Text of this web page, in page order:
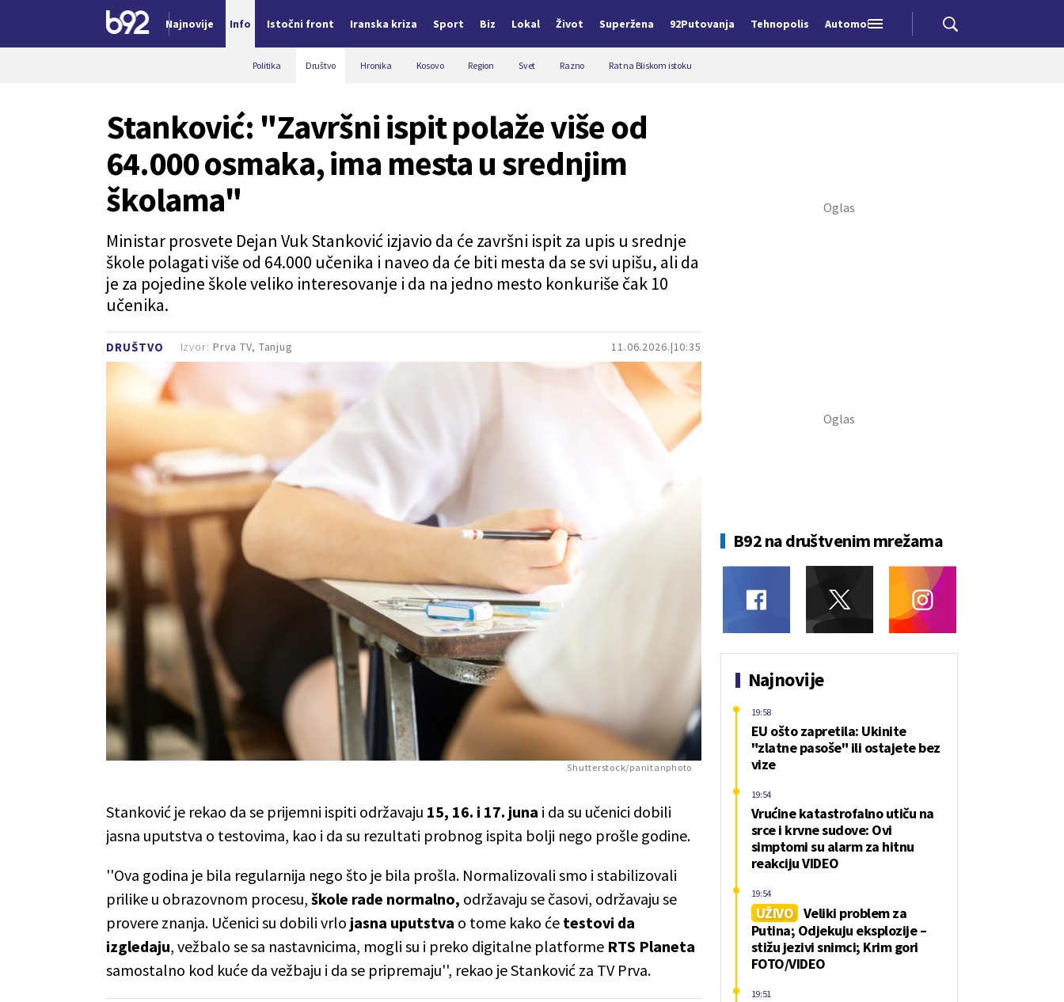
Najnovije Info Istočni front Iranska kriza Sport Biz Lokal Život Superžena 92Putovanja Tehnopolis Automobili
Politika Društvo Hronika Kosovo Region Svet Razno Rat na Bliskom istoku
DRUŠTVO 11.06.2026. 10:35
Stanković: "Završni ispit polaže više od
64.000 osmaka, ima mesta u srednjim
školama"
Ministar prosvete Dejan Vuk Stanković izjavio da će završni ispit za upis u srednje
škole polagati više od 64.000 učenika i naveo da će biti mesta da se svi upišu, ali da
je za pojedine škole veliko interesovanje i da na jedno mesto konkuriše čak 10
učenika.
Izvor: Prva TV, Tanjug
Shutterstock/panitanphoto
Stanković je rekao da se prijemni ispiti održavaju 15, 16. i 17. juna i da su učenici dobili
jasna uputstva o testovima, kao i da su rezultati probnog ispita bolji nego prošle godine.
''Ova godina je bila regularnija nego što je bila prošla. Normalizovali smo i stabilizovali
prilike u obrazovnom procesu, škole rade normalno, održavaju se časovi, održavaju se
provere znanja. Učenici su dobili vrlo jasna uputstva o tome kako će testovi da
izgledaju, vežbalo se sa nastavnicima, mogli su i preko digitalne platforme RTS Planeta
samostalno kod kuće da vežbaju i da se pripremaju'', rekao je Stanković za TV Prva.
B92 na društvenim mrežama
Najnovije
EU ošto zapretila: Ukinite
"zlatne pasoše" ili ostajete bez
vize
19:58
Vrućine katastrofalno utiču na
srce i krvne sudove: Ovi
simptomi su alarm za hitnu
reakciju VIDEO
19:54
UŽIVO Veliki problem za
Putina; Odjekuju eksplozije –
stižu jezivi snimci; Krim gori
FOTO/VIDEO
19:54
19:51